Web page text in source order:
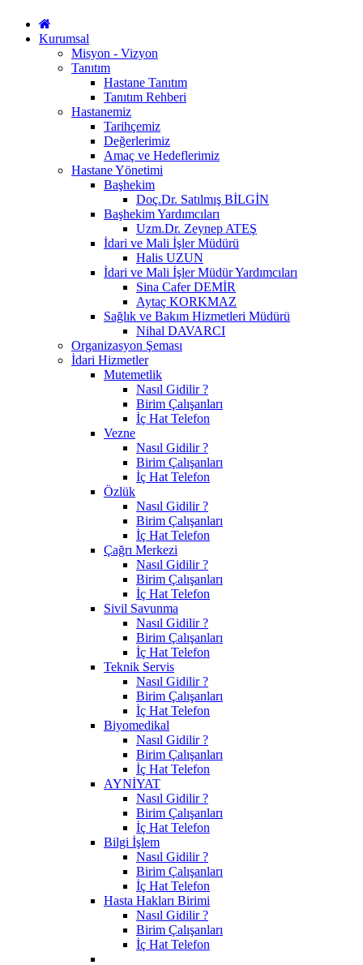
Kurumsal
Misyon - Vizyon
Tanıtım
Hastane Tanıtım
Tanıtım Rehberi
Hastanemiz
Tarihçemiz
Değerlerimiz
Amaç ve Hedeflerimiz
Hastane Yönetimi
Başhekim
Doç.Dr. Satılmış BİLGİN
Başhekim Yardımcıları
Uzm.Dr. Zeynep ATEŞ
İdari ve Mali İşler Müdürü
Halis UZUN
İdari ve Mali İşler Müdür Yardımcıları
Sina Cafer DEMİR
Aytaç KORKMAZ
Sağlık ve Bakım Hizmetleri Müdürü
Nihal DAVARCI
Organizasyon Şeması
İdari Hizmetler
Mutemetlik
Nasıl Gidilir ?
Birim Çalışanları
İç Hat Telefon
Vezne
Nasıl Gidilir ?
Birim Çalışanları
İç Hat Telefon
Özlük
Nasıl Gidilir ?
Birim Çalışanları
İç Hat Telefon
Çağrı Merkezi
Nasıl Gidilir ?
Birim Çalışanları
İç Hat Telefon
Sivil Savunma
Nasıl Gidilir ?
Birim Çalışanları
İç Hat Telefon
Teknik Servis
Nasıl Gidilir ?
Birim Çalışanları
İç Hat Telefon
Biyomedikal
Nasıl Gidilir ?
Birim Çalışanları
İç Hat Telefon
AYNİYAT
Nasıl Gidilir ?
Birim Çalışanları
İç Hat Telefon
Bilgi İşlem
Nasıl Gidilir ?
Birim Çalışanları
İç Hat Telefon
Hasta Hakları Birimi
Nasıl Gidilir ?
Birim Çalışanları
İç Hat Telefon